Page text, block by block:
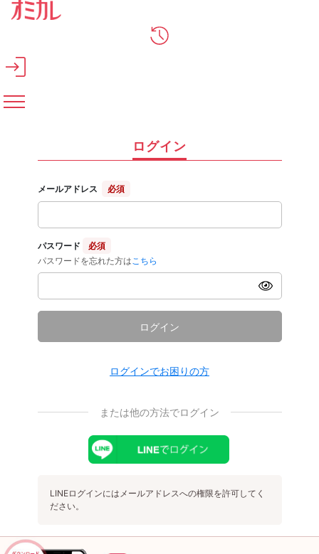
メインコンテンツへスキップ
ログイン
メールアドレス 必須
パスワード
必須
パスワードを忘れた方は こちら
ログイン
ログインでお困りの方
または他の方法でログイン
LINEログインにはメールアドレスへの権限を許可してく
ださい。